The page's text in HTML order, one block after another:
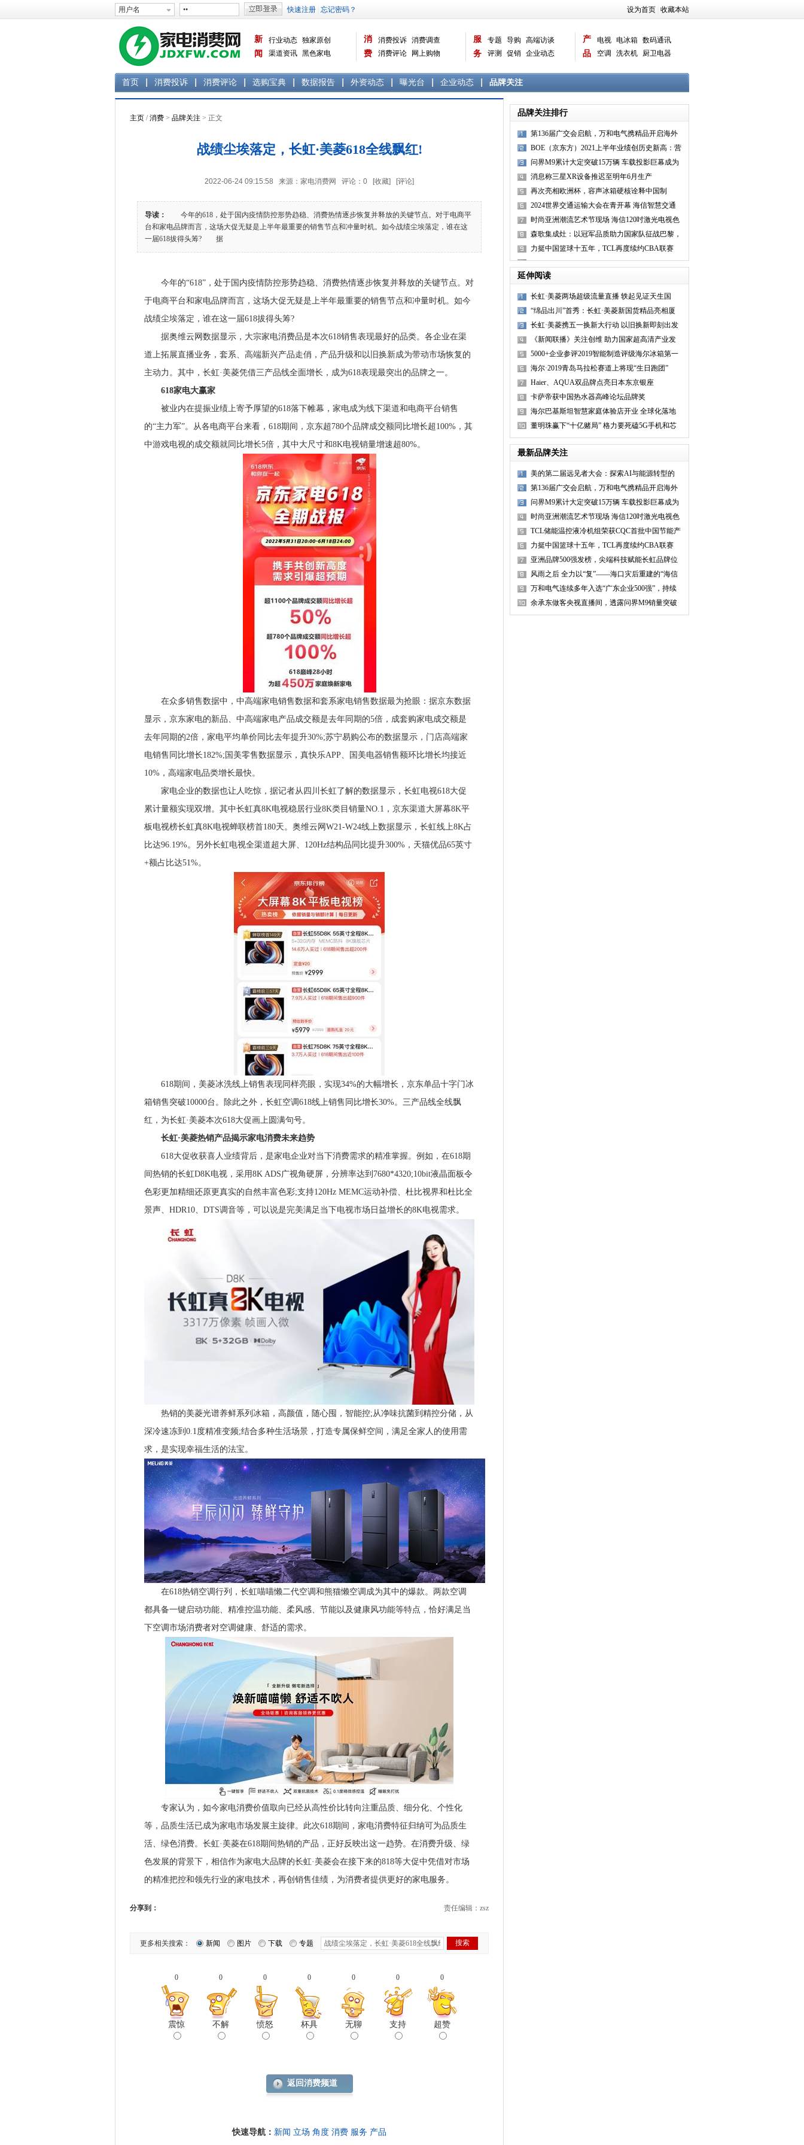
设为首页 收藏本站
新
闻
行业动态 独家原创
渠道资讯 黑色家电
消
费
消费投诉 消费调查
消费评论
网上购物
曝光台
品牌关注
服
务
专题 导购
高端访谈
评测
促销 企业动态
产
品
电视 电冰箱 数码通讯
空调
洗衣机
厨卫电器
首页 消费投诉 消费评论 选购宝典 数据报告 外资动态 曝光台 企业动态 品牌关注
主页 /消费 > 品牌关注 > 正文
战绩尘埃落定，长虹·美菱618全线飘红!
2022-06-24 09:15:58 来源：家电消费网 评论： 0 [收藏] [评论]
导读：
今年的618，处于国内疫情防控形势趋稳、消费热情逐步恢复并释放的关键节点。对于电商平
台和家电品牌而言，这场大促无疑是上半年最重要的销售节点和冲量时机。如今战绩尘埃落定，谁在这
一届618拔得头筹? 据
今年的“618”，处于国内疫情防控形势趋稳、消费热情逐步恢复并释放的关键节点。对
于电商平台和家电品牌而言，这场大促无疑是上半年最重要的销售节点和冲量时机。如今
战绩尘埃落定，谁在这一届618拔得头筹?
据奥维云网数据显示，大宗家电消费品是本次618销售表现最好的品类。各企业在渠
道上拓展直播业务，套系、高端新兴产品走俏，产品升级和以旧换新成为带动市场恢复的
主动力。其中，长虹·美菱凭借三产品线全面增长，成为618表现最突出的品牌之一。
618家电大赢家
被业内在提振业绩上寄予厚望的618落下帷幕，家电成为线下渠道和电商平台销售
的“主力军”。从各电商平台来看，618期间，京东超780个品牌成交额同比增长超100%，其
中游戏电视的成交额就同比增长5倍，其中大尺寸和8K电视销量增速超80%。
在众多销售数据中，中高端家电销售数据和套系家电销售数据最为抢眼：据京东数据
显示，京东家电的新品、中高端家电产品成交额是去年同期的5倍，成套购家电成交额是
去年同期的2倍，家电平均单价同比去年提升30%;苏宁易购公布的数据显示，门店高端家
电销售同比增长182%;国美零售数据显示，真快乐APP、国美电器销售额环比增长均接近
10%，高端家电品类增长最快。
家电企业的数据也让人吃惊，据记者从四川长虹了解的数据显示，长虹电视618大促
累计量额实现双增。其中长虹真8K电视稳居行业8K类目销量NO.1，京东渠道大屏幕8K平
板电视榜长虹真8K电视蝉联榜首180天。奥维云网W21-W24线上数据显示，长虹线上8K占
比达96.19%。另外长虹电视全渠道超大屏、120Hz结构品同比提升300%，天猫优品65英寸
+额占比达51%。
618期间，美菱冰洗线上销售表现同样亮眼，实现34%的大幅增长，京东单品十字门冰
箱销售突破10000台。除此之外，长虹空调618线上销售同比增长30%。三产品线全线飘
红，为长虹·美菱本次618大促画上圆满句号。
长虹·美菱热销产品揭示家电消费未来趋势
618大促收获喜人业绩背后，是家电企业对当下消费需求的精准掌握。例如，在618期
间热销的长虹D8K电视，采用8K ADS广视角硬屏，分辨率达到7680*4320;10bit液晶面板令
色彩更加精细还原更真实的自然丰富色彩;支持120Hz MEMC运动补偿、杜比视界和杜比全
景声、HDR10、DTS调音等，可以说是完美满足当下电视市场日益增长的8K电视需求。
热销的美菱光谱养鲜系列冰箱，高颜值，随心囤，智能控;从净味抗菌到精控分储，从
深冷速冻到0.1度精准变频;结合多种生活场景，打造专属保鲜空间，满足全家人的使用需
求，是实现幸福生活的法宝。
在618热销空调行列，长虹喵喵懒二代空调和熊猫懒空调成为其中的爆款。两款空调
都具备一键启动功能、精准控温功能、柔风感、节能以及健康风功能等特点，恰好满足当
下空调市场消费者对空调健康、舒适的需求。
专家认为，如今家电消费价值取向已经从高性价比转向注重品质、细分化、个性化
等，品质生活已成为家电市场发展主旋律。此次618期间，家电消费特征归纳可为品质生
活、绿色消费。长虹·美菱在618期间热销的产品，正好反映出这一趋势。在消费升级、绿
色发展的背景下，相信作为家电大品牌的长虹·美菱会在接下来的818等大促中凭借对市场
的精准把控和领先行业的家电技术，再创销售佳绩，为消费者提供更好的家电服务。
分享到： 责任编辑：zsz
更多相关搜索： 新闻 图片 下载 专题
0
震惊
0
不解
0
愤怒
0
杯具
0
无聊
0
支持
0
超赞
返回消费频道
快速导航： 新闻 立场 角度 消费 服务 产品
品牌关注排行
第136届广交会启航，万和电气携精品开启海外
新征程
BOE（京东方）2021上半年业绩创历史新高：营
收破千亿 净利
问界M9累计大定突破15万辆 车载投影巨幕成为
主流
消息称三星XR设备推迟至明年6月生产
再次亮相欧洲杯，容声冰箱硬核诠释中国制
造“新模样”
2024世界交通运输大会在青开幕 海信智慧交通
重磅亮相
时尚亚洲潮流艺术节现场 海信120吋激光电视色
彩表现惊艳时
森歌集成灶：以冠军品质助力国家队征战巴黎，
实力彰显中国品
力挺中国篮球十五年，TCL再度续约CBA联赛
延伸阅读
长虹·美菱两场超级流量直播 轶起见证天生国
潮“新活法”
“绵品出川”首秀：长虹·美菱新国货精品亮相厦
门
长虹·美菱携五一换新大行动 以旧换新即刻出发
《新闻联播》关注创维 助力国家超高清产业发
展计划
5000+企业参评2019智能制造评级海尔冰箱第一
海尔·2019青岛马拉松赛道上将现“生日跑团”
Haier、AQUA双品牌点亮日本东京银座
卡萨帝获中国热水器高峰论坛品牌奖
海尔巴基斯坦智慧家庭体验店开业 全球化落地
步伐加速
董明珠赢下“十亿赌局” 格力要死磕5G手机和芯
片
最新品牌关注
美的第二届远见者大会：探索AI与能源转型的
未来
第136届广交会启航，万和电气携精品开启海外
新征
问界M9累计大定突破15万辆 车载投影巨幕成为
主流
时尚亚洲潮流艺术节现场 海信120吋激光电视色
彩
TCL储能温控液冷机组荣获CQC首批中国节能产
品认证
力挺中国篮球十五年，TCL再度续约CBA联赛
亚洲品牌500强发榜，尖端科技赋能长虹品牌位
次创
风雨之后 全力以“复”——海口灾后重建的“海信
万和电气连续多年入选“广东企业500强”，持续
打
余承东做客央视直播间，透露问界M9销量突破
14万辆